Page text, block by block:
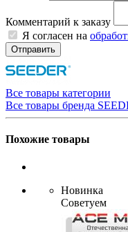
Комментарий к заказу
Я согласен на
Отправить
Все товары категории
Все товары бренда
Похожие товары
Новинка
Советуем